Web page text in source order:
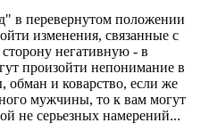
в перевернутом положении
изменения, связанные с
негативную - в
произойти непонимание в
обман и коварство, если же
мужчины, то к вам могут
не серьезных намерений...